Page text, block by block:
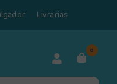
Livrarias
0